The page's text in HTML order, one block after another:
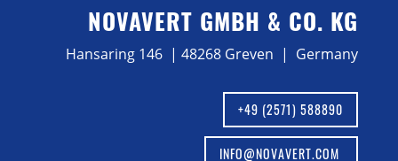
NOVAVERT GMBH & CO. KG
Hansaring 146 | 48268 Greven | Germany
+49 (2571) 588890
INFO@NOVAVERT.COM